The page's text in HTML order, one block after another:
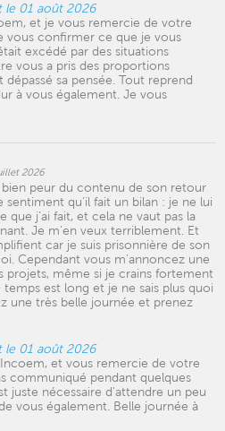
le 01 août 2026
et je vous remercie de votre
vous confirmer ce que je vous
excédé par des situations
vous a pris des proportions
sa pensée. Tout reprend
à vous également. Je vous
2026
bien peur du contenu de son retour
sentiment qu’il fait un bilan : je ne lui
que j’ai fait, et cela ne vaut pas la
Je m’en veux terriblement. Et
car je suis prisonnière de son
Cependant vous m’annoncez une
projets, même si je crains fortement
temps est long et je ne sais plus quoi
une très belle journée et prenez
le 01 août 2026
et vous remercie de votre
communiqué pendant quelques
juste nécessaire d'attendre un peu
vous également. Belle journée à